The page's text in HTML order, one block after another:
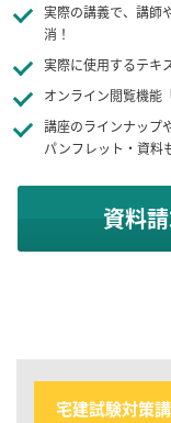
実際の講義で、講師
消！
実際に使用するテキ
オンライン閲覧機能
講座のラインナップ
パンフレット・資料
資料
宅建試験対策